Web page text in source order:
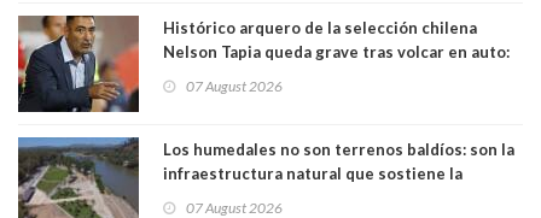
Histórico arquero de la selección chilena
Nelson Tapia queda grave tras volcar en auto:
07 August 2026
Los humedales no son terrenos baldíos: son la
infraestructura natural que sostiene la
07 August 2026